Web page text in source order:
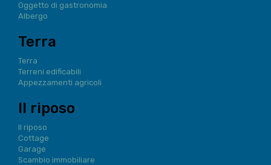
Oggetto di gastronomia
Albergo
Terra
Terra
Terreni edificabili
Appezzamenti agricoli
Il riposo
Il riposo
Cottage
Garage
Scambio immobiliare